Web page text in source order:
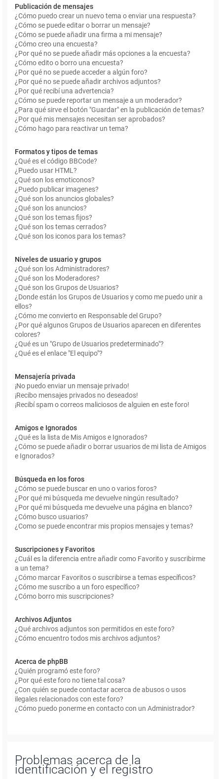
Publicación de mensajes
¿Cómo puedo crear un nuevo tema o enviar una respuesta?
¿Cómo se puede editar o borrar un mensaje?
¿Cómo se puede añadir una firma a mi mensaje?
¿Cómo creo una encuesta?
¿Por qué no se puede añadir más opciones a la encuesta?
¿Cómo edito o borro una encuesta?
¿Por qué no se puede acceder a algún foro?
¿Por qué no se puede añadir archivos adjuntos?
¿Por qué recibí una advertencia?
¿Cómo se puede reportar un mensaje a un moderador?
¿Para qué sirve el botón "Guardar" en la publicación de temas?
¿Por qué mis mensajes necesitan ser aprobados?
¿Cómo hago para reactivar un tema?
Formatos y tipos de temas
¿Qué es el código BBCode?
¿Puedo usar HTML?
¿Qué son los emoticonos?
¿Puedo publicar imagenes?
¿Qué son los anuncios globales?
¿Qué son los anuncios?
¿Qué son los temas fijos?
¿Qué son los temas cerrados?
¿Qué son los iconos para los temas?
Niveles de usuario y grupos
¿Qué son los Administradores?
¿Qué son los Moderadores?
¿Qué son los Grupos de Usuarios?
¿Donde están los Grupos de Usuarios y como me puedo unir a
ellos?
¿Cómo me convierto en Responsable del Grupo?
¿Por qué algunos Grupos de Usuarios aparecen en diferentes
colores?
¿Qué es un "Grupo de Usuarios predeterminado"?
¿Qué es el enlace "El equipo"?
Mensajería privada
¡No puedo enviar un mensaje privado!
¡Recibo mensajes privados no deseados!
¡Recibí spam o correos maliciosos de alguien en este foro!
Amigos e Ignorados
¿Qué es la lista de Mis Amigos e Ignorados?
¿Cómo se puede añadir o borrar usuarios de mi lista de Amigos
e Ignorados?
Búsqueda en los foros
¿Cómo se puede buscar en uno o varios foros?
¿Por qué mi búsqueda me devuelve ningún resultado?
¿Por qué mi búsqueda me devuelve una página en blanco?
¿Cómo busco usuarios?
¿Como se puede encontrar mis propios mensajes y temas?
Suscripciones y Favoritos
¿Cuál es la diferencia entre añadir como Favorito y suscribirme
a un tema?
¿Cómo marcar Favoritos o suscribirse a temas específicos?
¿Cómo me suscribo a un foro específico?
¿Cómo borro mis suscripciones?
Archivos Adjuntos
¿Qué archivos adjuntos son permitidos en este foro?
¿Cómo encuentro todos mis archivos adjuntos?
Acerca de phpBB
¿Quién programó este foro?
¿Por qué este foro no tiene tal cosa?
¿Con quién se puede contactar acerca de abusos o usos
ilegales relacionados con este foro?
¿Cómo puedo ponerme en contacto con un Administrador?
Problemas acerca de la
identificación y el registro